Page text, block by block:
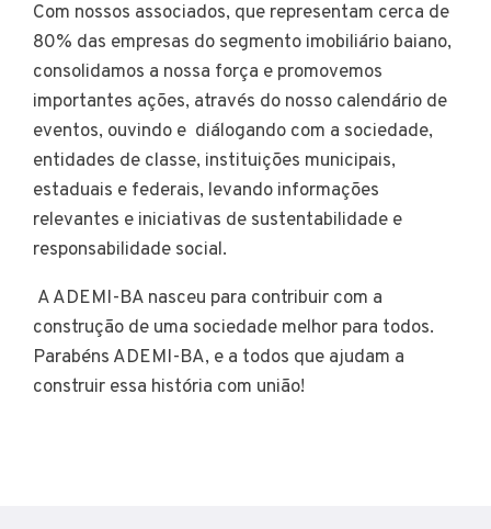
Com nossos associados, que representam cerca de
80% das empresas do segmento imobiliário baiano,
consolidamos a nossa força e promovemos
importantes ações, através do nosso calendário de
eventos, ouvindo e diálogando com a sociedade,
entidades de classe, instituições municipais,
estaduais e federais, levando informações
relevantes e iniciativas de sustentabilidade e
responsabilidade social.
A ADEMI-BA nasceu para contribuir com a
construção de uma sociedade melhor para todos.
Parabéns ADEMI-BA, e a todos que ajudam a
construir essa história com união!